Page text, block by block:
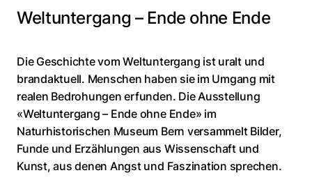
Weltuntergang – Ende ohne Ende
Die Geschichte vom Weltuntergang ist uralt und
brandaktuell. Menschen haben sie im Umgang mit
realen Bedrohungen erfunden. Die Ausstellung
«Weltuntergang – Ende ohne Ende» im
Naturhistorischen Museum Bern versammelt Bilder,
Funde und Erzählungen aus Wissenschaft und
Kunst, aus denen Angst und Faszination sprechen.